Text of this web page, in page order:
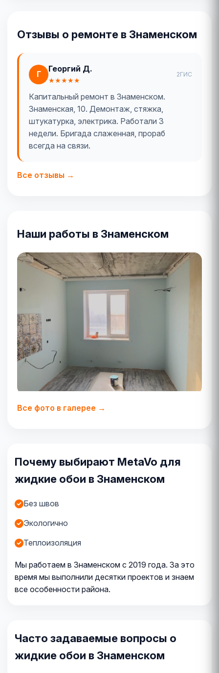
Отзывы о ремонте в Знаменском
Г
Георгий Д.
★★★★★
2ГИС
Капитальный ремонт в Знаменском.
Знаменская, 10. Демонтаж, стяжка,
штукатурка, электрика. Работали 3
недели. Бригада слаженная, прораб
всегда на связи.
Все отзывы →
Наши работы в Знаменском
Все фото в галерее →
Почему выбирают MetaVo для
жидкие обои в Знаменском
Без швов
Экологично
Теплоизоляция
Мы работаем в Знаменском с 2019 года. За это
время мы выполнили десятки проектов и знаем
все особенности района.
Часто задаваемые вопросы о
жидкие обои в Знаменском